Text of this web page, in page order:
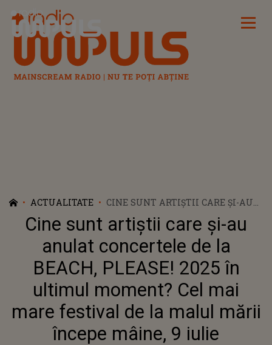
Radio Impuls
ACTUALITATE
CINE SUNT ARTIȘTII CARE ȘI-AU
ANULAT CONCERTELE DE LA
BEACH, PLEASE! 2025 ÎN ULTIMUL
MOMENT? CEL MAI MARE
FESTIVAL DE LA MALUL MĂRII
ÎNCEPE MÂINE, 9 IULIE
Cine sunt artiștii care și-au
anulat concertele de la
BEACH, PLEASE! 2025 în
ultimul moment? Cel mai
mare festival de la malul mării
începe mâine, 9 iulie